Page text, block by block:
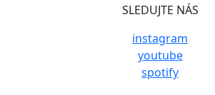
SLEDUJTE NÁS
instagram
youtube
spotify